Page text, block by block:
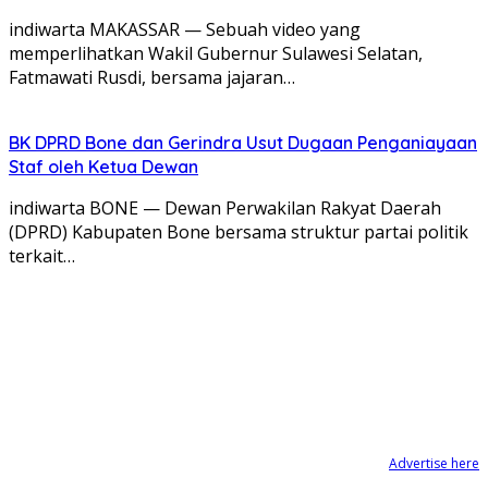
indiwarta MAKASSAR — Sebuah video yang
memperlihatkan Wakil Gubernur Sulawesi Selatan,
Fatmawati Rusdi, bersama jajaran…
BK DPRD Bone dan Gerindra Usut Dugaan Penganiayaan
Staf oleh Ketua Dewan
indiwarta BONE — Dewan Perwakilan Rakyat Daerah
(DPRD) Kabupaten Bone bersama struktur partai politik
terkait…
Advertise here